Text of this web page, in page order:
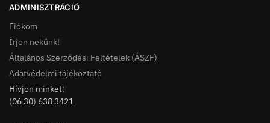
ADMINISZTRÁCIÓ
Fiókom
Írjon nekünk!
Általános Szerződési Feltételek (ÁSZF)
Adatvédelmi tájékoztató
Hívjon minket:
(06 30) 638 3421